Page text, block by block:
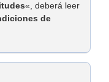
«, deberá leer
de